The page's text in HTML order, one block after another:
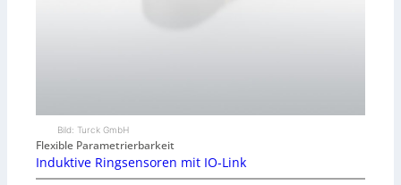
Bild: Turck GmbH
Flexible Parametrierbarkeit
Induktive Ringsensoren mit IO-Link